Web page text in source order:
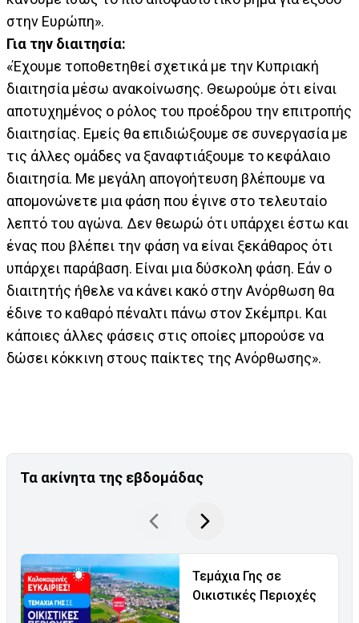
στην Ευρώπη».
Για την διαιτησία:
«Έχουμε τοποθετηθεί σχετικά με την Κυπριακή
διαιτησία μέσω ανακοίνωσης. Θεωρούμε ότι είναι
αποτυχημένος ο ρόλος του προέδρου την επιτροπής
διαιτησίας. Εμείς θα επιδιώξουμε σε συνεργασία με
τις άλλες ομάδες να ξαναφτιάξουμε το κεφάλαιο
διαιτησία. Με μεγάλη απογοήτευση βλέπουμε να
απομονώνετε μια φάση που έγινε στο τελευταίο
λεπτό του αγώνα. Δεν θεωρώ ότι υπάρχει έστω και
ένας που βλέπει την φάση να είναι ξεκάθαρος ότι
υπάρχει παράβαση. Είναι μια δύσκολη φάση. Εάν ο
διαιτητής ήθελε να κάνει κακό στην Ανόρθωση θα
έδινε το καθαρό πέναλτι πάνω στον Σκέμπρι. Και
κάποιες άλλες φάσεις στις οποίες μπορούσε να
δώσει κόκκινη στους παίκτες της Ανόρθωσης».
Τα ακίνητα της εβδομάδας
Τεμάχια Γης σε
Οικιστικές Περιοχές